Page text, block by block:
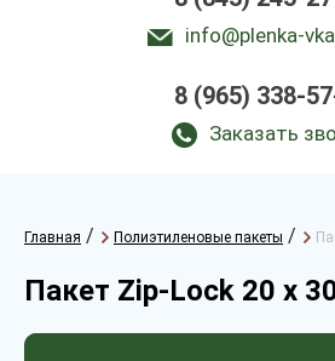
info@plenka-
8 (965) 338-
Заказать
Главная / Полиэтиленовые пакеты /
Пакет Zip-Lock 20 х